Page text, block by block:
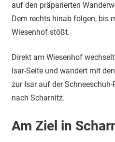
auf den präparierten
Dem rechts hinab folgen, bis
Wiesenhof stößt.
Direkt am Wiesenhof
Isar-Seite und wandert mit
zur Isar auf der
nach Scharnitz.
Am Ziel in